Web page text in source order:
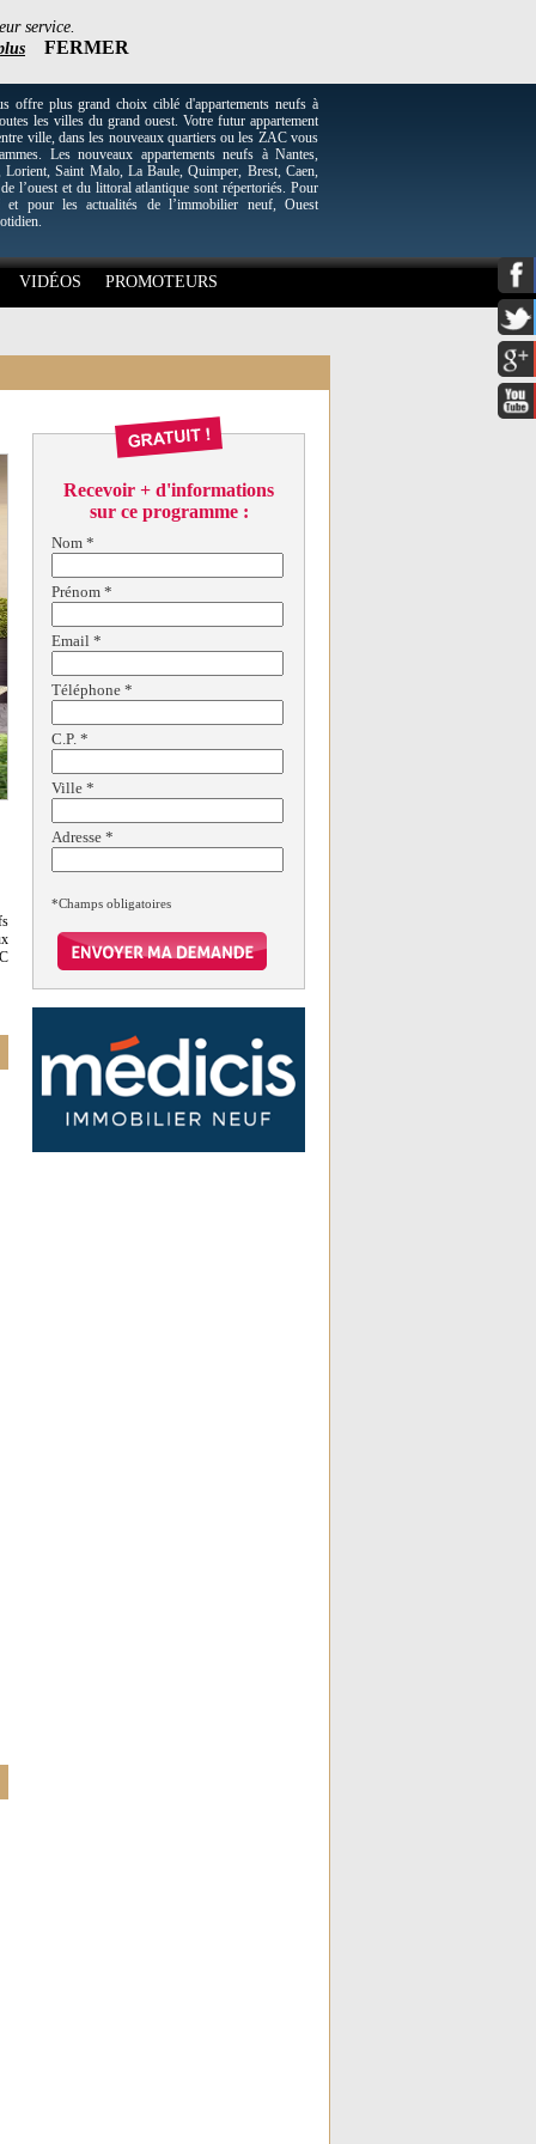
service.
FERMER
plus grand choix ciblé d'appartements neufs à
les villes du grand ouest. Votre futur appartement
ville, dans les nouveaux quartiers ou les ZAC vous
Les nouveaux appartements neufs à Nantes,
Lorient, Saint Malo, La Baule, Quimper, Brest, Caen,
l’ouest et du littoral atlantique sont répertoriés. Pour
et pour les actualités de l’immobilier neuf, Ouest
VIDÉOS PROMOTEURS
Recevoir + d'informations
sur ce programme :
Nom *
Prénom *
Email *
Téléphone *
C.P. *
Ville *
Adresse *
*Champs obligatoires